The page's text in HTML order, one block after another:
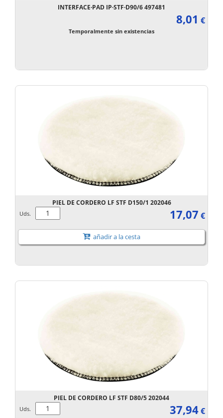
INTERFACE·PAD IP·STF·D90/6 497481
8,01 €
Temporalmente sin existencias
PIEL DE CORDERO LF STF D150/1 202046
Uds. 17,07 €
añadir a la cesta
PIEL DE CORDERO LF STF D80/5 202044
Uds. 37,94€